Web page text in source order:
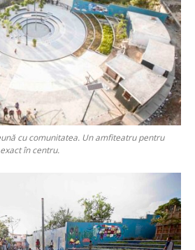
cu comunitatea. Un amfiteatru pentru
în centru.